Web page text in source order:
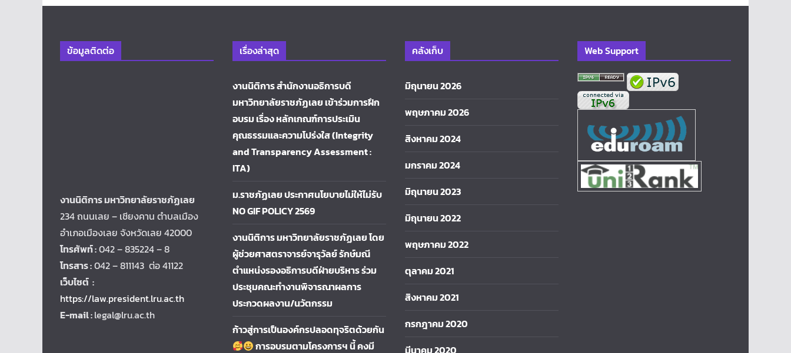
ข้อมูลติดต่อ
งานนิติการ มหาวิทยาลัยราชภัฏเลย
234 ถนนเลย – เชียงคาน ตำบลเมือง
อำเภอเมืองเลย จังหวัดเลย 42000
โทรศัพท์ :042 – 835224 – 8
โทรสาร :042 – 811143 ต่อ 41122
เว็บไซต์ :
https://law.president.lru.ac.th
E-mail :legal@lru.ac.th
เรื่องล่าสุด
งานนิติการ สำนักงานอธิการบดี
มหาวิทยาลัยราชภัฏเลย เข้าร่วมการฝึก
อบรม เรื่อง หลักเกณฑ์การประเมิน
คุณธรรมและความโปร่งใส (Integrity
and Transparency Assessment :
ITA)
ม.ราชภัฏเลย ประกาศนโยบายไม่ให้ไม่รับ
NO GIF POLICY 2569
งานนิติการ มหาวิทยาลัยราชภัฏเลย โดย
ผู้ช่วยศาสตราจารย์จารุวัลย์ รักษ์มณี
ตำแหน่งรองอธิการบดีฝ่ายบริหาร ร่วม
ประชุมคณะทำงานพิจารณาผลการ
ประกวดผลงาน/นวัตกรรม
ก้าวสู่การเป็นองค์กรปลอดทุจริตด้วยกัน
การอบรมตามโครงการฯ นี้ คงมี
คลังเก็บ
มิถุนายน 2026
พฤษภาคม 2026
สิงหาคม 2024
มกราคม 2024
มิถุนายน 2023
มิถุนายน 2022
พฤษภาคม 2022
ตุลาคม 2021
สิงหาคม 2021
กรกฎาคม 2020
มีนาคม 2020
Web Support